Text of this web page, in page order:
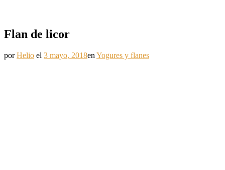
Flan de licor
porHelio el 3 mayo, 2018en Yogures y flanes